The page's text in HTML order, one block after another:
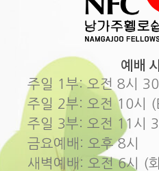
예배
주일 1부: 오전 8시
주일 2부: 오전 10시
주일 3부: 오전 11시
금요예배: 오후 8시
새벽예배: 오전 6시 (